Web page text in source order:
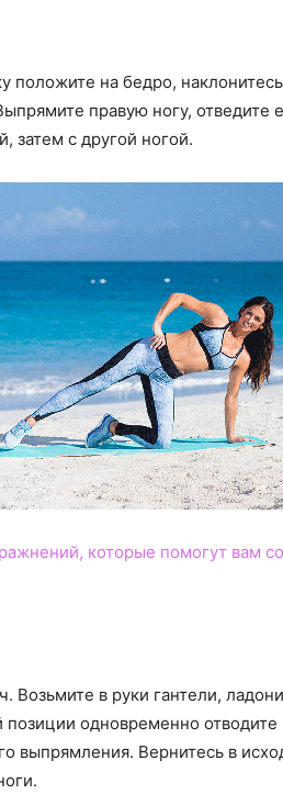
положите на бедро,
правую ногу, отведите
затем с другой ногой.
которые помогут вам
Возьмите в руки гантели,
позиции одновременно отводите
выпрямления. Вернитесь в